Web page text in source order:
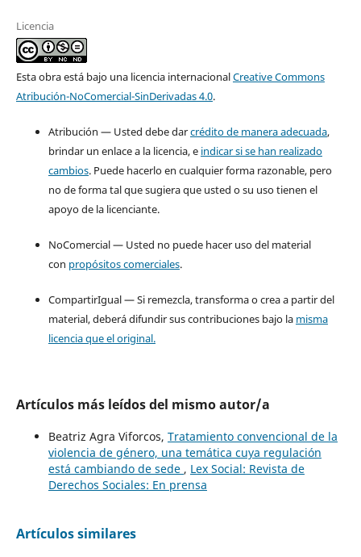
Licencia
Esta obra está bajo una licencia internacionalCreative Commons
Atribución-NoComercial-SinDerivadas 4.0.
Atribución — Usted debe darcrédito de manera adecuada,
brindar un enlace a la licencia, e indicar si se han realizado
cambios. Puede hacerlo en cualquier forma razonable, pero
no de forma tal que sugiera que usted o su uso tienen el
apoyo de la licenciante.
NoComercial — Usted no puede hacer uso del material
con propósitos comerciales.
CompartirIgual — Si remezcla, transforma o crea a partir del
material, deberá difundir sus contribuciones bajo la misma
licencia que el original.
Artículos más leídos del mismo autor/a
Beatriz Agra Viforcos, Tratamiento convencional de la
violencia de género, una temática cuya regulación
está cambiando de sede , Lex Social: Revista de
Derechos Sociales: En prensa
Artículos similares